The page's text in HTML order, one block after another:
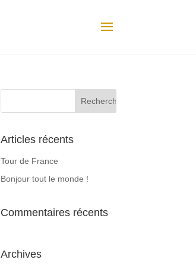
Articles récents
Tour de France
Bonjour tout le monde !
Commentaires récents
Archives